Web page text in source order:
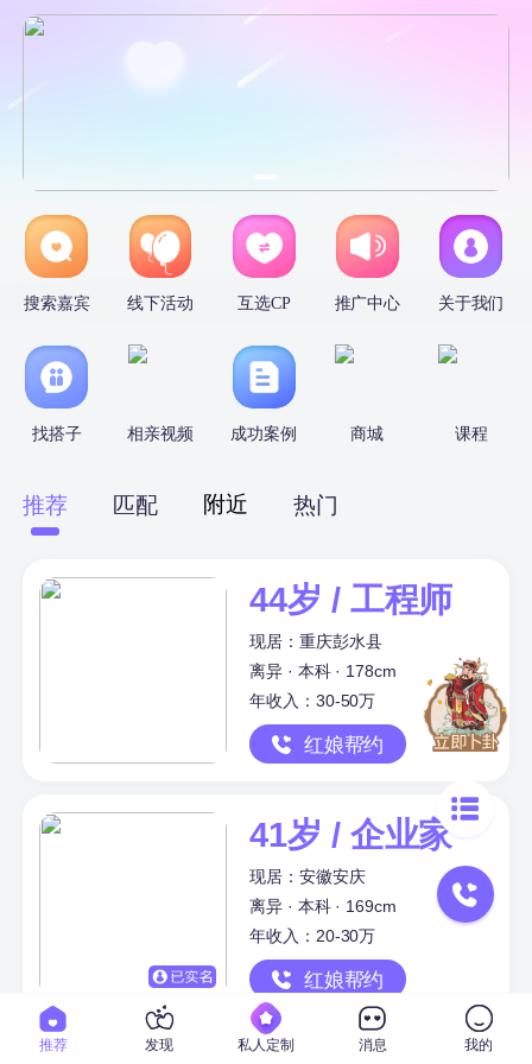
搜索嘉宾 线下活动 互选CP 推广中心 关于我们
找搭子 相亲视频 成功案例 商城 课程
推荐 匹配 附近 热门
44岁 / 工程师
现居：重庆彭水县
离异 · 本科 · 178cm
年收入：30-50万
红娘帮约
41岁 / 企业家
现居：安徽安庆
离异 · 本科 · 169cm
年收入：20-30万
红娘帮约
推荐 发现 私人定制 消息 我的